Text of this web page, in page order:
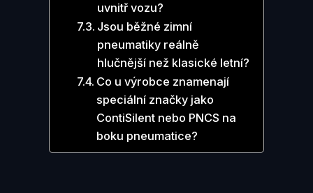
uvnitř vozu?
Jsou běžné zimní
pneumatiky reálně
hlučnější než klasické letní?
Co u výrobce znamenají
speciální značky jako
ContiSilent nebo PNCS na
boku pneumatice?